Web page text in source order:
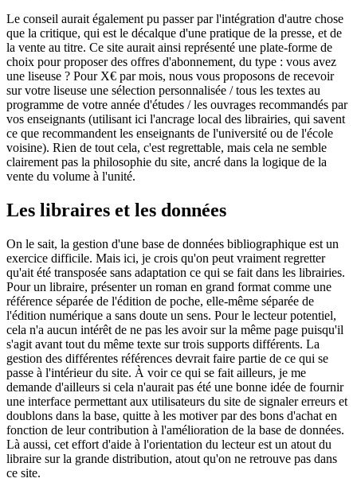
Le conseil aurait également pu passer par l'intégration d'autre chose
que la critique, qui est le décalque d'une pratique de la presse, et de
la vente au titre. Ce site aurait ainsi représenté une plate-forme de
choix pour proposer des offres d'abonnement, du type : vous avez
une liseuse ? Pour X€ par mois, nous vous proposons de recevoir
sur votre liseuse une sélection personnalisée / tous les textes au
programme de votre année d'études / les ouvrages recommandés par
vos enseignants (utilisant ici l'ancrage local des librairies, qui savent
ce que recommandent les enseignants de l'université ou de l'école
voisine). Rien de tout cela, c'est regrettable, mais cela ne semble
clairement pas la philosophie du site, ancré dans la logique de la
vente du volume à l'unité.
Les libraires et les données
On le sait, la gestion d'une base de données bibliographique est un
exercice difficile. Mais ici, je crois qu'on peut vraiment regretter
qu'ait été transposée sans adaptation ce qui se fait dans les librairies.
Pour un libraire, présenter un roman en grand format comme une
référence séparée de l'édition de poche, elle-même séparée de
l'édition numérique a sans doute un sens. Pour le lecteur potentiel,
cela n'a aucun intérêt de ne pas les avoir sur la même page puisqu'il
s'agit avant tout du même texte sur trois supports différents. La
gestion des différentes références devrait faire partie de ce qui se
passe à l'intérieur du site. À voir ce qui se fait ailleurs, je me
demande d'ailleurs si cela n'aurait pas été une bonne idée de fournir
une interface permettant aux utilisateurs du site de signaler erreurs et
doublons dans la base, quitte à les motiver par des bons d'achat en
fonction de leur contribution à l'amélioration de la base de données.
Là aussi, cet effort d'aide à l'orientation du lecteur est un atout du
libraire sur la grande distribution, atout qu'on ne retrouve pas dans
ce site.